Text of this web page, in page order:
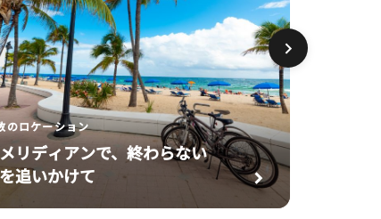
のロケーション
リディアンで、終わらない
追いかけて